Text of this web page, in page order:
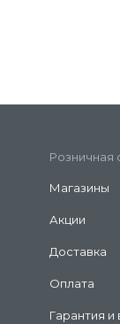
Розничная
Магазины
Акции
Доставка
Оплата
Гарантия и